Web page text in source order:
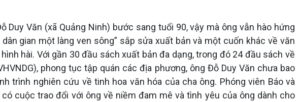
Duy Văn (xã Quảng Ninh) bước sang tuổi 90, vậy mà ông vẫn hào hứng
gian một làng ven sông” sắp sửa xuất bản và một cuốn khác về văn
hài. Với gần 30 đầu sách xuất bản đa dạng, trong đó 24 đầu sách về
phong tục tập quán các địa phương, ông Đỗ Duy Văn chưa bao
trình nghiên cứu về tinh hoa văn hóa của cha ông. Phóng viên Báo và
cuộc trao đổi với ông về niềm đam mê và tình yêu của ông dành cho